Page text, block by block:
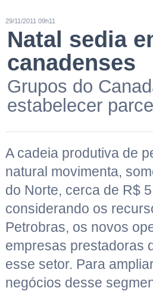
29/11/2011 09h11
Natal sedia
canadenses
Grupos do
estabelecer
A cadeia produtiva de
natural movimenta,
do Norte, cerca de R$
considerando os
Petrobras, os novos
empresas prestadoras
esse setor. Para
negócios desse